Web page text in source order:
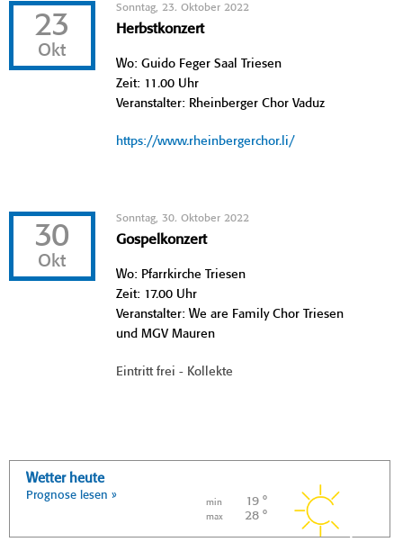
23
Okt
Sonntag, 23. Oktober 2022
Herbstkonzert
Wo: Guido Feger Saal Triesen
Zeit: 11.00 Uhr
Veranstalter: Rheinberger Chor Vaduz
https://www.rheinbergerchor.li/
30
Okt
Sonntag, 30. Oktober 2022
Gospelkonzert
Wo: Pfarrkirche Triesen
Zeit: 17.00 Uhr
Veranstalter: We are Family Chor Triesen
und MGV Mauren
Eintritt frei - Kollekte
Wetter heute
Prognose lesen »
min 19 °
max 28 °